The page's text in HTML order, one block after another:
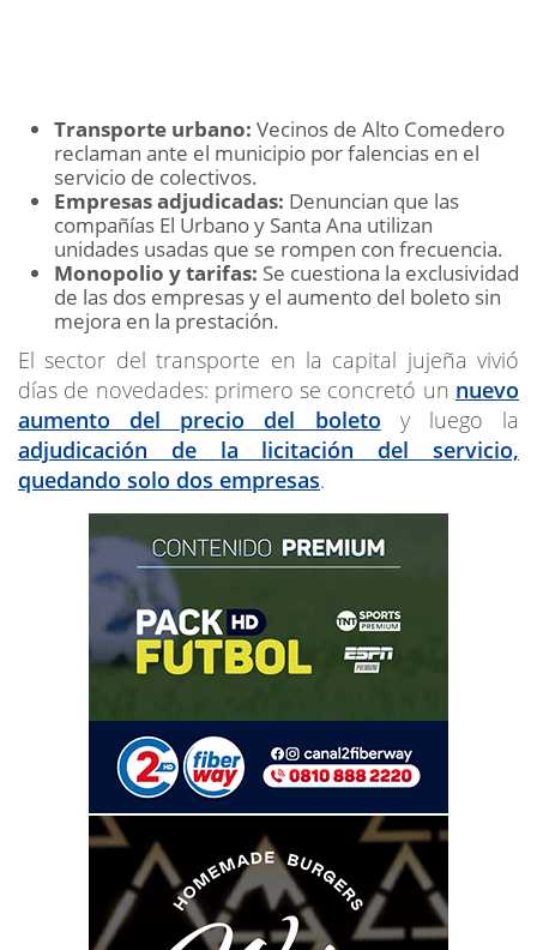
Transporte urbano: Vecinos de Alto Comedero
reclaman ante el municipio por falencias en el
servicio de colectivos.
Empresas adjudicadas: Denuncian que las
compañías El Urbano y Santa Ana utilizan
unidades usadas que se rompen con frecuencia.
Monopolio y tarifas: Se cuestiona la exclusividad
de las dos empresas y el aumento del boleto sin
mejora en la prestación.
El sector del transporte en la capital jujeña vivió
días de novedades: primero se concretó un nuevo
aumento del precio del boleto y luego la
adjudicación de la licitación del servicio,
quedando solo dos empresas.